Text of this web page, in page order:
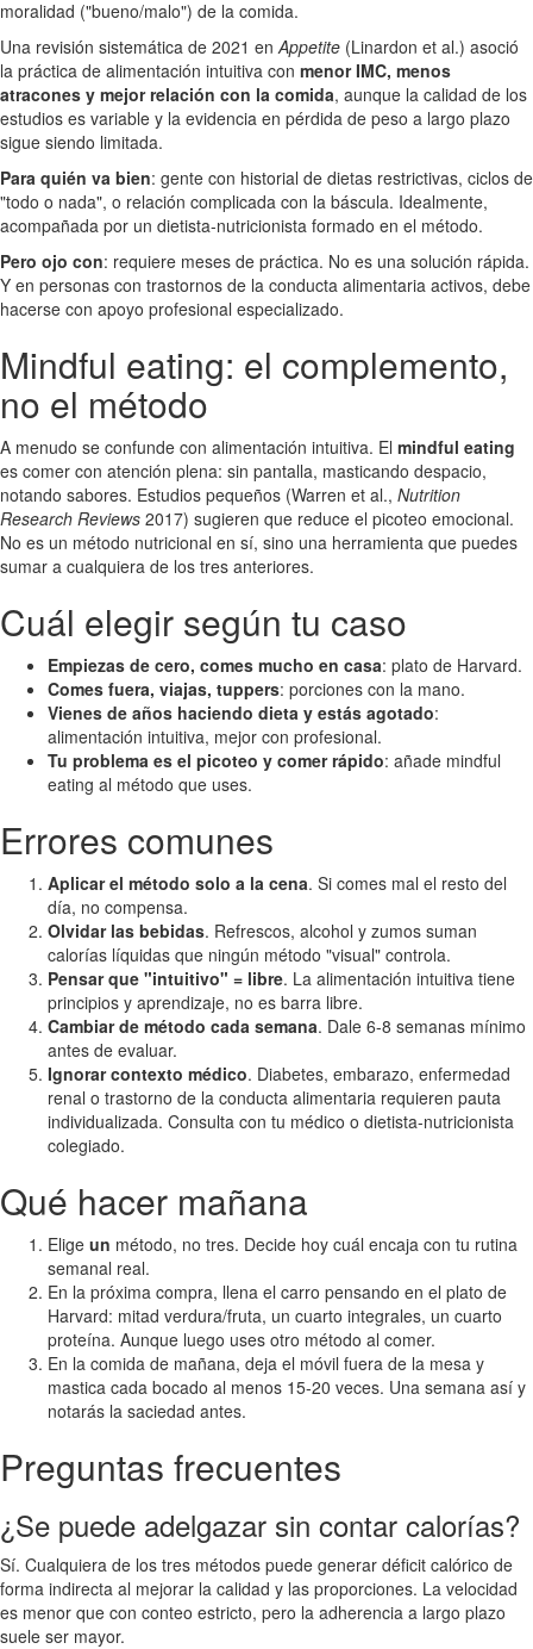
moralidad ("bueno/malo") de la comida.
Una revisión sistemática de 2021 en Appetite (Linardon et al.) asoció
la práctica de alimentación intuitiva con menor IMC, menos
atracones y mejor relación con la comida, aunque la calidad de los
estudios es variable y la evidencia en pérdida de peso a largo plazo
sigue siendo limitada.
Para quién va bien: gente con historial de dietas restrictivas, ciclos de
"todo o nada", o relación complicada con la báscula. Idealmente,
acompañada por un dietista-nutricionista formado en el método.
Pero ojo con: requiere meses de práctica. No es una solución rápida.
Y en personas con trastornos de la conducta alimentaria activos, debe
hacerse con apoyo profesional especializado.
Mindful eating: el complemento,
no el método
A menudo se confunde con alimentación intuitiva. El mindful eating
es comer con atención plena: sin pantalla, masticando despacio,
notando sabores. Estudios pequeños (Warren et al., Nutrition
Research Reviews 2017) sugieren que reduce el picoteo emocional.
No es un método nutricional en sí, sino una herramienta que puedes
sumar a cualquiera de los tres anteriores.
Cuál elegir según tu caso
Empiezas de cero, comes mucho en casa: plato de Harvard.
Comes fuera, viajas, tuppers: porciones con la mano.
Vienes de años haciendo dieta y estás agotado:
alimentación intuitiva, mejor con profesional.
Tu problema es el picoteo y comer rápido: añade mindful
eating al método que uses.
Errores comunes
Aplicar el método solo a la cena. Si comes mal el resto del
día, no compensa.
Olvidar las bebidas. Refrescos, alcohol y zumos suman
calorías líquidas que ningún método "visual" controla.
Pensar que "intuitivo" = libre. La alimentación intuitiva tiene
principios y aprendizaje, no es barra libre.
Cambiar de método cada semana. Dale 6-8 semanas mínimo
antes de evaluar.
Ignorar contexto médico. Diabetes, embarazo, enfermedad
renal o trastorno de la conducta alimentaria requieren pauta
individualizada. Consulta con tu médico o dietista-nutricionista
colegiado.
Qué hacer mañana
Elige un método, no tres. Decide hoy cuál encaja con tu rutina
semanal real.
En la próxima compra, llena el carro pensando en el plato de
Harvard: mitad verdura/fruta, un cuarto integrales, un cuarto
proteína. Aunque luego uses otro método al comer.
En la comida de mañana, deja el móvil fuera de la mesa y
mastica cada bocado al menos 15-20 veces. Una semana así y
notarás la saciedad antes.
Preguntas frecuentes
¿Se puede adelgazar sin contar calorías?
Sí. Cualquiera de los tres métodos puede generar déficit calórico de
forma indirecta al mejorar la calidad y las proporciones. La velocidad
es menor que con conteo estricto, pero la adherencia a largo plazo
suele ser mayor.